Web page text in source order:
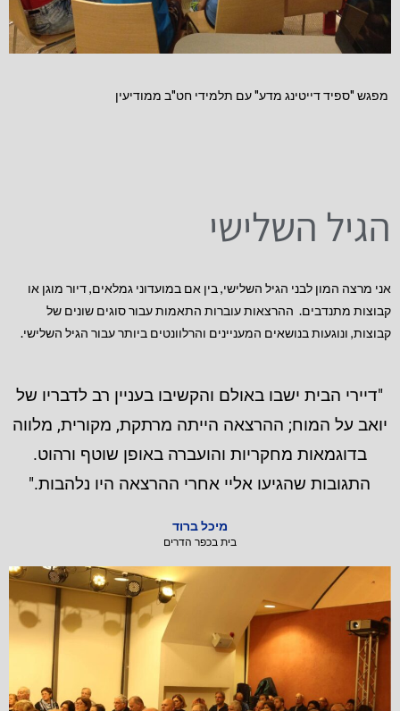
מפגש "ספיד דייטינג מדע" עם תלמידי חט"ב ממודיעין
הגיל השלישי
אני מרצה המון לבני הגיל השלישי, בין אם במועדוני גמלאים, דיור מוגן או
קבוצות מתנדבים. ההרצאות עוברות התאמות עבור סוגים שונים של
קבוצות, ונוגעות בנושאים המעניינים והרלוונטים ביותר עבור הגיל השלישי.
"דיירי הבית ישבו באולם והקשיבו בעניין רב לדבריו של
יואב על המוח; ההרצאה הייתה מרתקת, מקורית, מלווה
בדוגמאות מחקריות והועברה באופן שוטף ורהוט.
התגובות שהגיעו אליי אחרי ההרצאה היו נלהבות."
מיכל ברוד
בית בכפר הדרים